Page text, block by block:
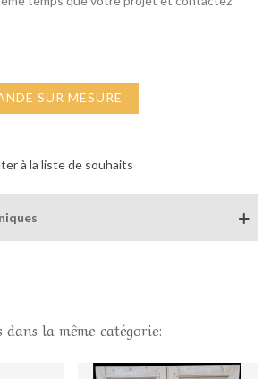
SUR MESURE
à la liste de souhaits
la même catégorie: